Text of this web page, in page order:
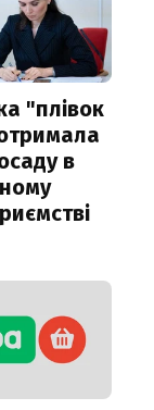
"плівок
в